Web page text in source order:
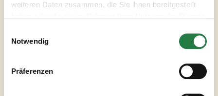
weiteren Daten zusammen, die Sie ihnen bereitgestellt
Notwendig
Präferenzen
150°C ca. 30 Minuten im
garnieren.